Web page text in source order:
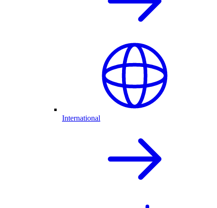
International